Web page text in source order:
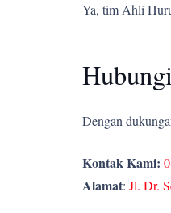
Ya, tim Ahli
Dengan
Kontak Kami:
Alamat: Jl. Dr.